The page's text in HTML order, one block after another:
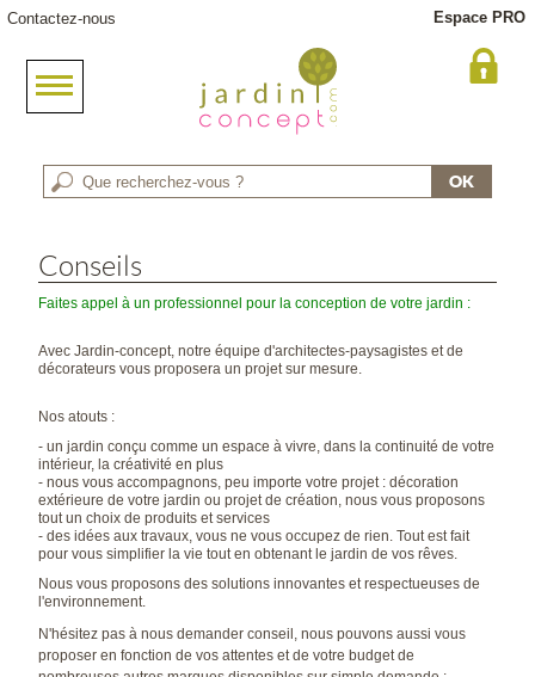
Contactez-nous Espace PRO
Conseils
Faites appel à un professionnel pour la conception de votre jardin :
Avec Jardin-concept, notre équipe d'architectes-paysagistes et de
décorateurs vous proposera un projet sur mesure.
Nos atouts :
- un jardin conçu comme un espace à vivre, dans la continuité de votre
intérieur, la créativité en plus
- nous vous accompagnons, peu importe votre projet : décoration
extérieure de votre jardin ou projet de création, nous vous proposons
tout un choix de produits et services
- des idées aux travaux, vous ne vous occupez de rien. Tout est fait
pour vous simplifier la vie tout en obtenant le jardin de vos rêves.
Nous vous proposons des solutions innovantes et respectueuses de
l'environnement.
N'hésitez pas à nous demander conseil, nous pouvons aussi vous
proposer en fonction de vos attentes et de votre budget de